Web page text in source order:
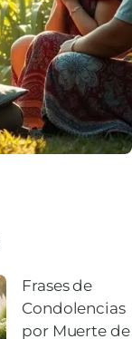
Frases de
Condolencias
por Muerte de